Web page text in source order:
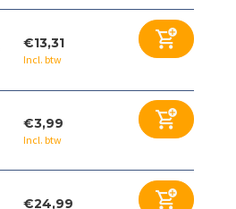
€13,31
Incl. btw
€3,99
Incl. btw
€24,99